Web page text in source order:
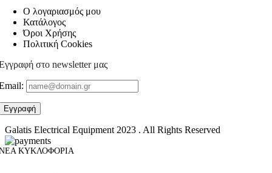
Ο λογαριασμός μου
Κατάλογος
Όροι Χρήσης
Πολιτική Cookies
στο newsletter μας
Galatis Electrical Equipment2023 . All Rights Reserved
ΚΥΚΛΟΦΟΡΙΑ